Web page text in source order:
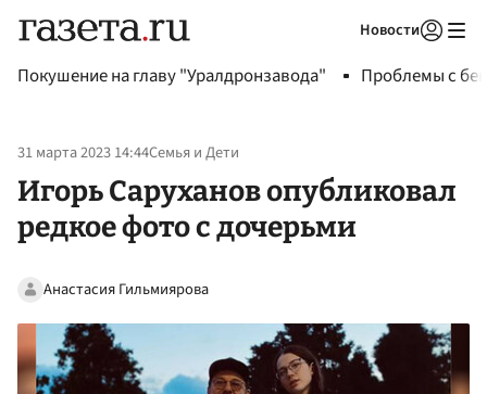
Новости
Покушение на главу "Уралдронзавода" Проблемы с
31 марта 2023 14:44Семья и Дети
Игорь Саруханов опубликовал
редкое фото с дочерьми
Анастасия Гильмиярова